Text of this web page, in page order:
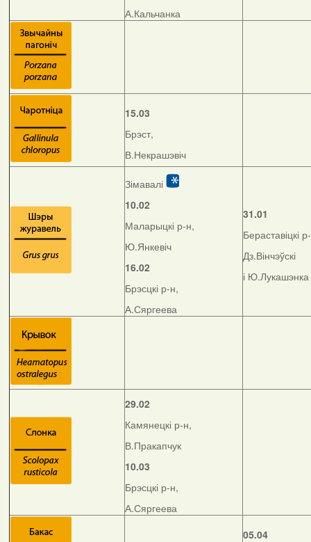
А.Кальчанка
15.03
Брэст,
В.Некрашэвіч
Зімавалі
10.02
Маларыцкі р-н,
Ю.Янкевіч
16.02
Брэсцкі р-н,
А.Сяргеева
31.01
Бераставіцкі
Дз.Вінчэўскі
і Ю.Лукашэнка
29.02
Камянецкі р-н,
В.Пракапчук
10.03
Брэсцкі р-н,
А.Сяргеева
05.04